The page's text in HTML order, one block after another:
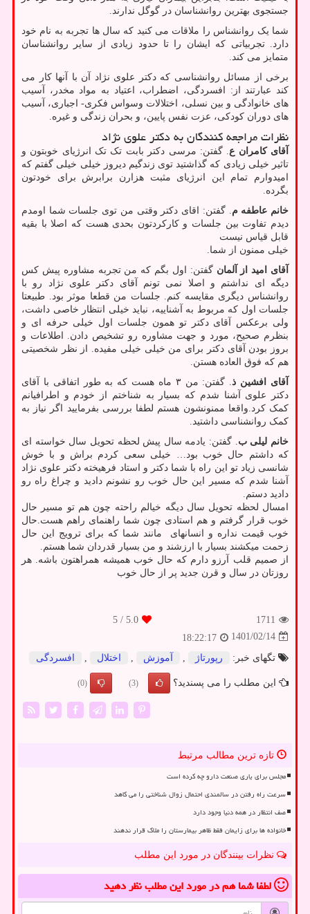
جستجوی بهترین روانشناسان در گوگل ندارند.
شما یک روانشناس را ملاقات می کنید که سال ها تجربه به نام خود
دارد. تجربیاتی که ایشان را تا حدود زیادی از سایر روانشناسان
متمایز می کند.
برخی از مسائل روانشناسی که دکتر علوی نژاد آن با آنها کار می
کند عبارتند از: افسردگی، اضطراب، اعتیاد به مواد مخدر، آسیب
های خانوادگی و بین نسلی، اختلالات وسواس فکری- اجباری، آسیب
های دوران کودکی، عزت نفس پایین، و بحران زندگی و غیره.
نظرات مراجعه کنندگان به دکتر علوی نژاد
آقای کامران ع. گفتن: مرسی دکتر بابت تک تک انرژیای خوبتون و
تاثیر خیلی زیادی که گذاشتید توی زندگیم دیروز خیلی خیلی گفتم که
امیدوارم تمام این انرژیای مثبت هزارن برابرش برای خودتون
بگرده.
خانم عاطفه م. گفتن: اقای دکتر وقتی من توی جلسات شما اومدم
دیدم تفاوت بین جلسات و کارکردتون بحدی هست که اصلا با بقیه
قابل قیاس نیست
خیلی ممنون از شما.
آقای امید از آلمان گفتن: اول بگم که من تجربه مشاوره پیش کس
دیگه ای نداشتم و اصلا نمی تونم آقای دکتر علوی نژاد رو با
روانشناس دیگری مقایسه کنم. جلسات من قطعا موثر بود. طبیعتا
جلسات اول که مربوط به آشناییه، نباید خیلی انتظار خاصی داشت،
ولی برعکس آقای دکتر تو همون جلسات اول خیلی حرفه ای و
بنظرم صحیح، مورد و جهت مشاوره رو تشخیص دادن. اطلاعات و
بروز بودن آقای دکتر برای من خیلی خیلی مفیده. از نظر شخصیتی
هم که فوق العاده هستن.
آقای افشین ذ
. گفتن: من ۳ ماه هست که به طور اتفاقی با آقای
دکتر علوی آشنا شدم که بسیار به شناختم از خودم و اطرافیانم
کمک کرد.واقعا ممنونشون هستم لطفا بررسی بفرمایید اگر نیاز به
کمک روانشناسی داشتید.
خانم لیلی ب. گفتن: یادمه سال پیش لحظه تحویل سال خواسته ای
که داشتم حال خوب بود… خیلی سعی کردم براش و با خوش
شانسی زیاد تو این راه با شما دکتر و استاد فرهیخته دکتر علوی نژاد
آشنا شدم که مسیر این حال خوب رو نشونم دادید و چراغ راه رو
دادید دستم.
امسال لحظه تحویل سال دیگه خیالم راحته چون هم تو مسیر حال
خوب قرار گرفتم و هم استادی چون شما راهنمای راهم هست.حال
خوب قیمت نداره و انسانهای مانند شما که برای ترویج این حال
زحمت میکشند بسیار با ارزشند و من بسیار قدردان شما هستم‌.
از صمیم قلب آرزو دارم که حال خوب همیشه همراهتون باشه. هر
روزتان در سال و قرن جدید پر از حال خوب
1711
5.0
/ 5
1401/02/14
18:22:17
تگهای خبر:
رپورتاژ آموزش اختلال افسردگی
این مطلب را می پسندید؟ (3)
(0)
تازه ترین مطالب مرتبط
مجلس برای یاری صنعت دارو چه کرده است
سرعت راه رفتن در سالمندی احتمال زوال شناختی را می کاهد
صف انتظار در همه دنیا وجود دارد
خانواده ها برای زایمان فقط ظاهر بیمارستان را ملاک قرار ندهند
نظرات بینندگان در مورد این مطلب
لطفا شما همدر مورد این مطلبنظر دهید